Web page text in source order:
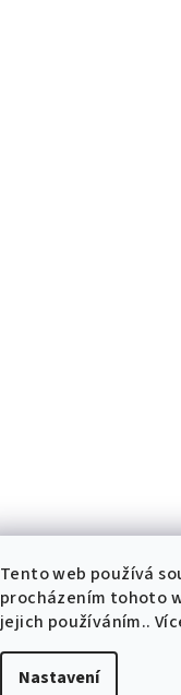
Tento web používá
procházením tohoto
jejich používáním..
Nastavení